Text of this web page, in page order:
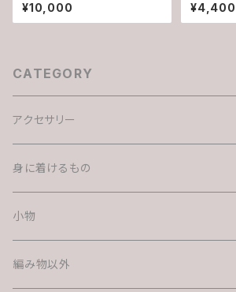
¥10,000 ¥4,400
CATEGORY
アクセサリー
身に着けるもの
小物
編み物以外